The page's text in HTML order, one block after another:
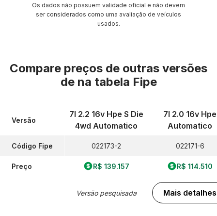
Os dados não possuem validade oficial e não devem
ser considerados como uma avaliação de veículos
usados.
Compare preços de outras versões
de na tabela Fipe
Versão
Código Fipe
Preço
7l 2.2 16v Hpe S Die
4wd Automatico
022173-2
R$ 139.157
Versão pesquisada
7l 2.0 16v Hpe
Automatico
022171-6
R$ 114.510
Mais detalhes